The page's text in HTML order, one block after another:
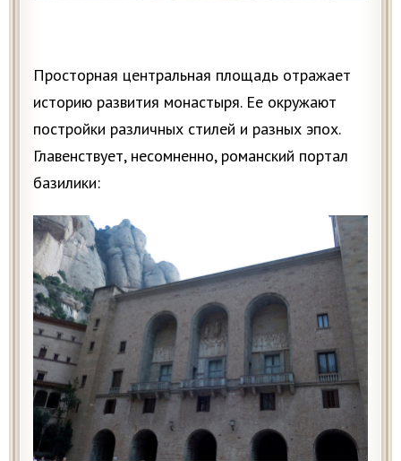
Просторная центральная площадь отражает
историю развития монастыря. Ее окружают
постройки различных стилей и разных эпох.
Главенствует, несомненно, романский портал
базилики: